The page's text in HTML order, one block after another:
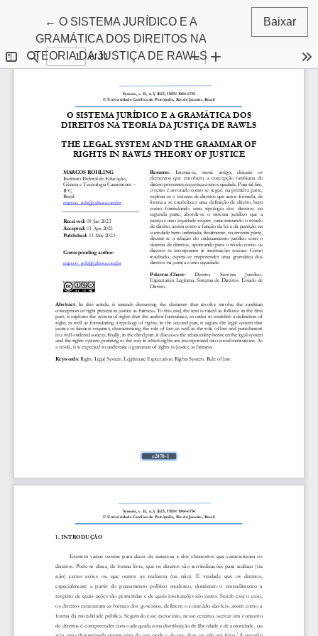
← Voltar aos Detalhes do Artigo
O SISTEMA JURÍDICO E A
GRAMÁTICA DOS DIREITOS NA
TEORIA DA JUSTIÇA DE RAWLS
Baixar